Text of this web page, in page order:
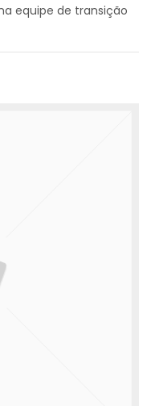
equipe de transição